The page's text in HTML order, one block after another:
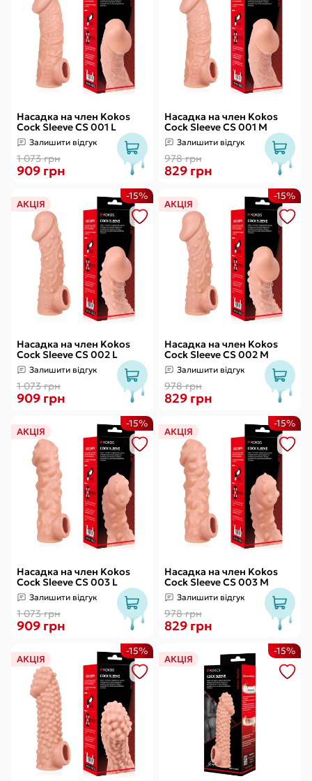
Насадка на член Kokos
Cock Sleeve CS 001 L
Залишити відгук
1 073 грн
909 грн
Насадка на член Kokos
Cock Sleeve CS 001 M
Залишити відгук
978 грн
829 грн
АКЦІЯ
Насадка на член Kokos
Cock Sleeve CS 002 L
Залишити відгук
1 073 грн
-15%
909 грн
АКЦІЯ
Насадка на член Kokos
Cock Sleeve CS 002 M
Залишити відгук
978 грн
-15%
829 грн
АКЦІЯ
Насадка на член Kokos
Cock Sleeve CS 003 L
Залишити відгук
1 073 грн
-15%
909 грн
АКЦІЯ
Насадка на член Kokos
Cock Sleeve CS 003 M
Залишити відгук
978 грн
-15%
829 грн
АКЦІЯ
-15%
АКЦІЯ
-15%